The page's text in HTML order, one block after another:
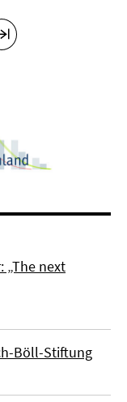
„The next
Böll-Stiftung